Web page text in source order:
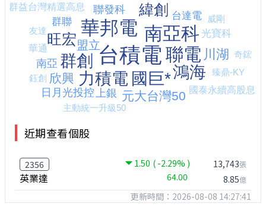
近期查看個股
2356 1.50 ( -2.29% )
英業達 64.00
13,743張
8.85億
更新時間：2026-08-08 14:27:41